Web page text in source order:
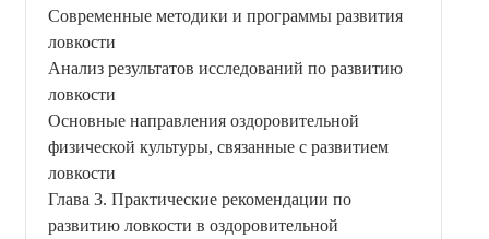
Современные методики и программы развития
ловкости
Анализ результатов исследований по развитию
ловкости
Основные направления оздоровительной
физической культуры, связанные с развитием
ловкости
Глава 3. Практические рекомендации по
развитию ловкости в оздоровительной